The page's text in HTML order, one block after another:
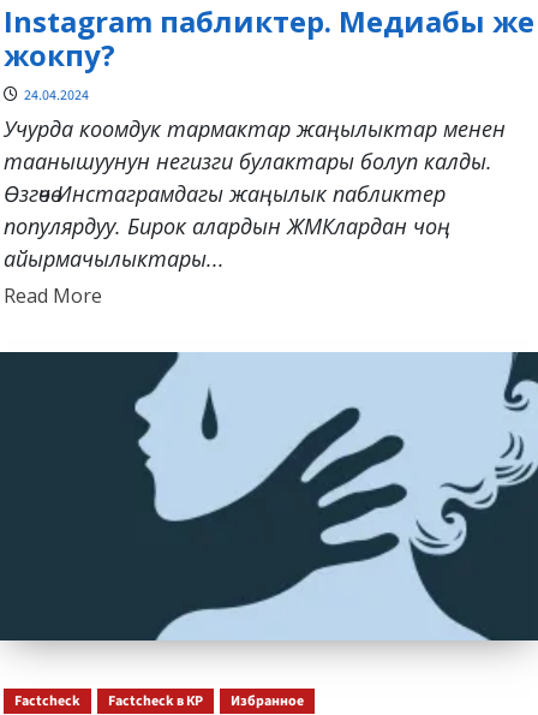
Instagram пабликтер. Медиабы же
жокпу?
24.04.2024
Учурда коомдук тармактар жаңылыктар менен
таанышуунун негизги булактары болуп калды.
Өзгөчө Инстаграмдагы жаңылык пабликтер
популярдуу. Бирок алардын ЖМКлардан чоң
айырмачылыктары...
Read MoreRead
about
Factcheck Factcheck в КР Избранное